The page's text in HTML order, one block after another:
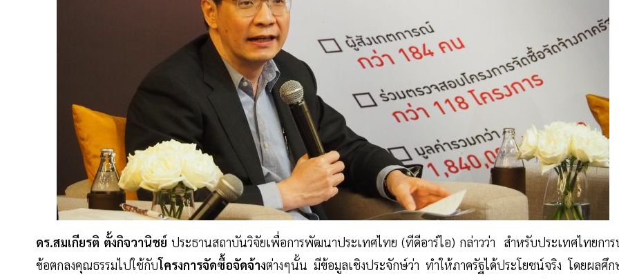
ดร.สมเกียรติ ตั้งกิจวานิชย์ ประธานสถาบันวิจัยเพื่อการพัฒนาประเทศไทย (ทีดีอาร์ไอ) กล่าวว่า สำหรับประเทศไทยการ
ข้อตกลงคุณธรรมไปใช้กับโครงการจัดซื้อจัดจ้างต่างๆนั้น มีข้อมูลเชิงประจักษ์ว่า ทำให้ภาครัฐได้ประโยชน์จริง โดยผลศึก